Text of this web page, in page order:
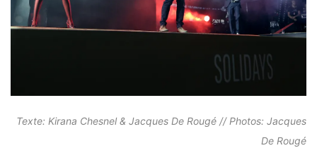
Texte: Kirana Chesnel & Jacques De Rougé // Photos: Jacques
De Rougé